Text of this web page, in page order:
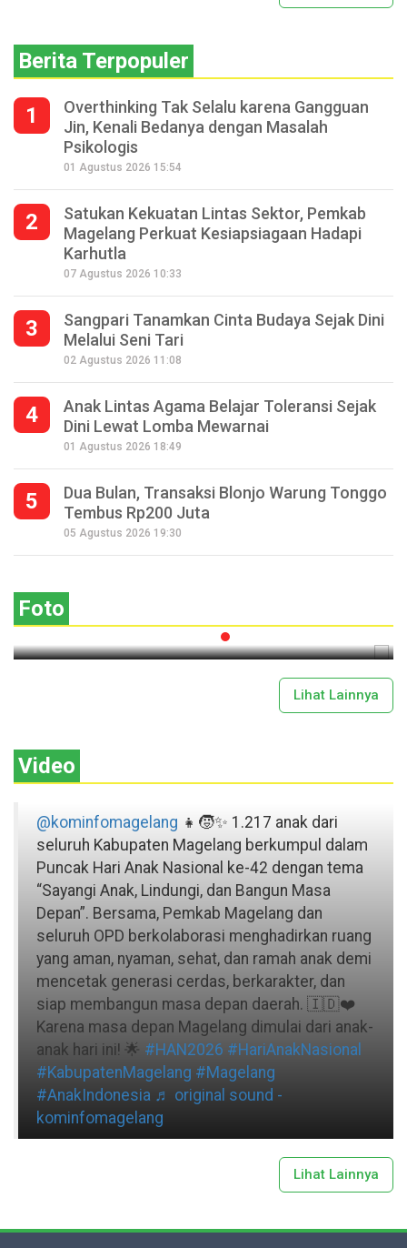
Berita Terpopuler
1
Overthinking Tak Selalu karena Gangguan
Jin, Kenali Bedanya dengan Masalah
Psikologis
01 Agustus 2026 15:54
2
Satukan Kekuatan Lintas Sektor, Pemkab
Magelang Perkuat Kesiapsiagaan Hadapi
Karhutla
07 Agustus 2026 10:33
3
Sangpari Tanamkan Cinta Budaya Sejak Dini
Melalui Seni Tari
02 Agustus 2026 11:08
4
Anak Lintas Agama Belajar Toleransi Sejak
Dini Lewat Lomba Mewarnai
01 Agustus 2026 18:49
5
Dua Bulan, Transaksi Blonjo Warung Tonggo
Tembus Rp200 Juta
05 Agustus 2026 19:30
Foto
Seperempat Abad Perhelatan Festival
Lima Gunung XXV Kobarkan Semangat
Lihat Lainnya
Video
@kominfomagelang 👧🧒✨ 1.217 anak dari
seluruh Kabupaten Magelang berkumpul dalam
Puncak Hari Anak Nasional ke-42 dengan tema
“Sayangi Anak, Lindungi, dan Bangun Masa
Depan”. Bersama, Pemkab Magelang dan
seluruh OPD berkolaborasi menghadirkan ruang
yang aman, nyaman, sehat, dan ramah anak demi
mencetak generasi cerdas, berkarakter, dan
siap membangun masa depan daerah. 🇮🇩❤️
Karena masa depan Magelang dimulai dari anak-
anak hari ini! 🌟 #HAN2026 #HariAnakNasional
#KabupatenMagelang #Magelang
#AnakIndonesia ♬ original sound -
kominfomagelang
Lihat Lainnya